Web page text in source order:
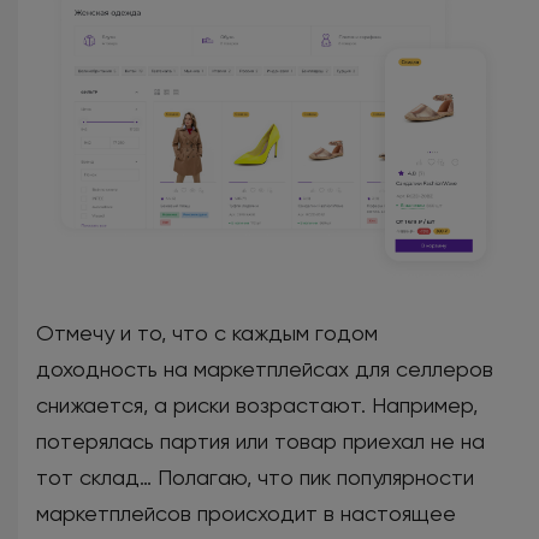
Отмечу и то, что с каждым годом
доходность на маркетплейсах для селлеров
снижается, а риски возрастают. Например,
потерялась партия или товар приехал не на
тот склад… Полагаю, что пик популярности
маркетплейсов происходит в настоящее